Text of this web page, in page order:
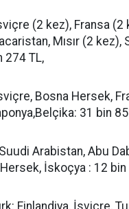
(2 kez), Fransa (2
Mısır (2 kez),
274 TL,
Bosna Hersek,
31 bin
Arabistan, Abu
İskoçya : 12 bin
Finlandiya, İsviçre,